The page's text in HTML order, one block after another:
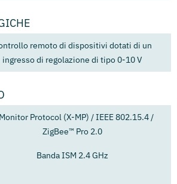
remoto di dispositivi dotati di un
ingresso di regolazione di tipo 0-10 V
Protocol (X-MP) / IEEE 802.15.4 /
ZigBee™ Pro 2.0
Banda ISM 2.4 GHz